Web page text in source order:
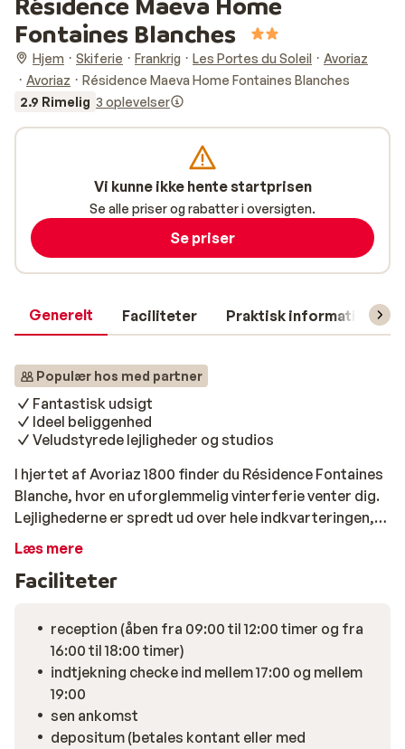
Fontaines Blanches
Hjem Skiferie Frankrig Les Portes du Soleil
Avoriaz
Avoriaz
Résidence Maeva Home Fontaines Blanches
2.9 Rimelig 3 oplevelser
Generelt Faciliteter Praktisk information
Populær hos med partner
Fantastisk udsigt
Ideel beliggenhed
Veludstyrede lejligheder og studios
I hjertet af Avoriaz 1800 finder du Résidence Fontaines
Blanche, hvor en uforglemmelig vinterferie venter dig.
Lejlighederne er spredt ud over hele indkvarteringen,
men alle har sydvendte balkoner med en fantastisk
Læs mere
Faciliteter
reception (åben fra 09:00 til 12:00 timer og fra
16:00 til 18:00 timer)
indtjekning checke ind mellem 17:00 og mellem
19:00
sen ankomst
depositum (betales kontant eller med
Vi kunne ikke hente startprisen
Se alle priser og rabatter i oversigten.
Se priser